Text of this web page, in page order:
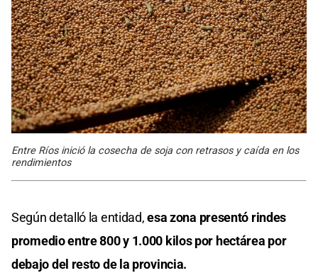
Entre Ríos inició la cosecha de soja con retrasos y caída en los
rendimientos
Según detalló la entidad,esa zona presentó rindes
promedio entre 800 y 1.000 kilos por hectárea por
debajo del resto de la provincia.